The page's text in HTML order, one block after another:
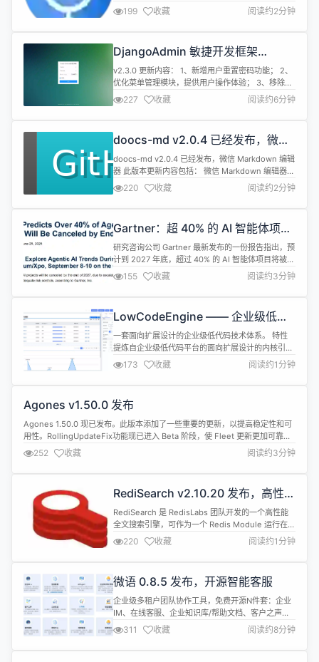
询。 快来看它如何让你的效率提升 100 倍：
https://juejin.cn/post/7027733039299952676
快来看它为何不能被 MP 替代：
超...
199 收藏 阅读约2分钟
DjangoAdmin 敏捷开发框架
Tornado+AntdVue 版本 v2.3.0 发
布
v2.3.0 更新内容： 1、新增用户重置密码功能； 2、
优化菜单管理模块，提供用户操作体验； 3、移除项
目中废弃代码，调整代码结构； 4、修复近期用户使
用过程中反馈的问题； 一款 Python 语言基于
Tornado、Vue3、AntDesign、MySQL 等框架精
架，本着简化开发、提升开发效率的初衷触发，...
227 收藏 阅读约6分钟
doocs-md v2.0.4 已经发布，微信
Markdown 编辑器
doocs-md v2.0.4 已经发布，微信 Markdown 编辑
器 此版本更新内容包括： 微信 Markdown 编辑器
v2.0.4 发布 Markdown 文档自动即时渲染为微信图
文，让你不再为微信内容排版而发愁！ ✨ 新特性 编
辑器搜索与替换：编辑器新增搜索和替换快捷键，提
+ 1~6 快捷...
220 收藏 阅读约2分钟
Gartner：超 40% 的 AI 智能体项目
活不过两年
研究咨询公司 Gartner 最新发布的一份报告指出，预
计到 2027 年底，超过 40% 的 AI 智能体项目将被取
消，原因是成本不断上升和商业价值不明确。
Gartner高级总监分析师 Anushree Verma 表示：
“目前大多数AI智能体项目都处于早期实验或概念验
误用。这可能会让企业忽视大规模部署 AI...
155 收藏 阅读约3分钟
LowCodeEngine —— 企业级低代
码技术体系
一套面向扩展设计的企业级低代码技术体系。 特性
提炼自企业级低代码平台的面向扩展设计的内核引
擎，奉行最小内核，最强生态的设计理念 开箱即用的
高质量生态元素，包括 物料体系、设置器、插件 等
完善的工具链，支持 物料体系、设置器、插件 等生
100+ 个各种类型低代码平台 使用 TypeScript 开
发，提供完整...
173 收藏 阅读约1分钟
Agones v1.50.0 发布
Agones 1.50.0 现已发布。此版本添加了一些重要的更新，以提高稳定性和可
用性。RollingUpdateFix功能现已进入 Beta 阶段，使 Fleet 更新更加可靠。
Agones 现已支持 Kubernetes 1.31、1.32 和 1.33 版本。 升级到 Go
1.24.4，并更新了相关依赖项和 Dockerfile。Prometheus...
252 收藏 阅读约3分钟
RediSearch v2.10.20 发布，高性能
全文搜索引擎
RediSearch 是 RedisLabs 团队开发的一个高性能
全文搜索引擎，可作为一个 Redis Module 运行在
Redis 上。 RediSearchv2.10.20 现已发布，这是
RediSearch 2.10 的一个维护版本。更新紧迫性
为:LOW，除非有想要使用的新功能，否则无需升
FT.INF...
220 收藏 阅读约1分钟
微语 0.8.5 发布，开源智能客服
企业级多租户团队协作工具，免费开源N件套：企业
IM、在线客服、企业知识库/帮助文档、客户之声、
工单系统、AI对话、工作流、项目管理、呼叫中心、
视频客服、视频会议...。 语言 English 中文 介绍 企
业IM 局域网即时通讯 企业成员管理 聊天记录监控 ...
311 收藏 阅读约8分钟